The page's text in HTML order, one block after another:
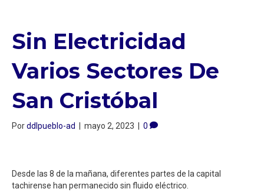
Sin Electricidad
Varios Sectores De
San Cristóbal
Porddlpueblo-ad | mayo 2, 2023 | 0
Desde las 8 de la mañana, diferentes partes de la capital
tachirense han permanecido sin fluido eléctrico.